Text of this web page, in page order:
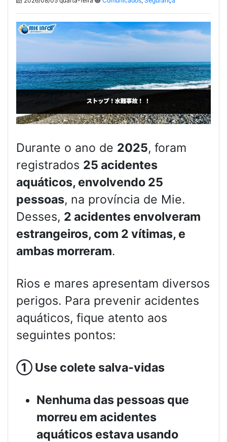
Durante o ano de 2025, foram
registrados 25 acidentes
aquáticos, envolvendo 25
pessoas, na província de Mie.
Desses, 2 acidentes envolveram
estrangeiros, com 2 vítimas, e
ambas morreram.
Rios e mares apresentam diversos
perigos. Para prevenir acidentes
aquáticos, fique atento aos
seguintes pontos:
① Use colete salva-vidas
Nenhuma das pessoas que
morreu em acidentes
aquáticos estava usando